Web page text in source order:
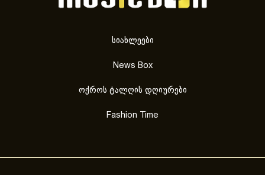
სიახლეები
News Box
ოქროს ტალღის დღიურები
Fashion Time